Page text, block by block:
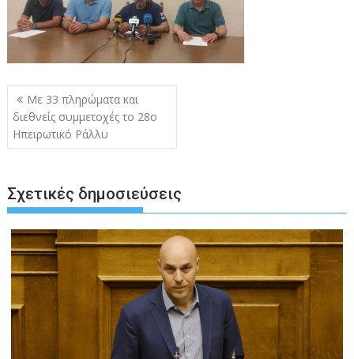
Πλοήγηση
άρθρων
Με 33 πληρώματα και
διεθνείς συμμετοχές το 28ο
Ηπειρωτικό Ράλλυ
Σχετικές δημοσιεύσεις